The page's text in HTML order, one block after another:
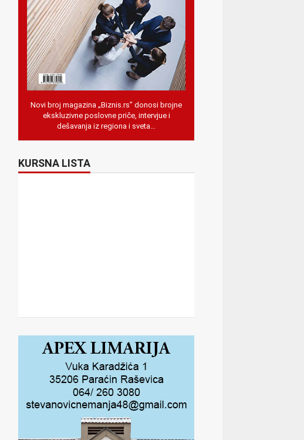
Novi broj magazina „Biznis.rs” donosi brojne
ekskluzivne poslovne priče, intervjue i
dešavanja iz regiona i sveta…
KURSNA LISTA